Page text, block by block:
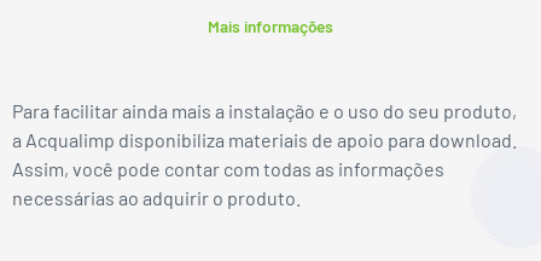
Mais informações
Para facilitar ainda mais a instalação e o uso do seu produto,
a Acqualimp disponibiliza materiais de apoio para download.
Assim, você pode contar com todas as informações
necessárias ao adquirir o produto.